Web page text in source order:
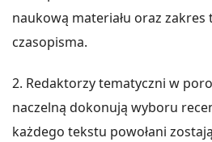
naukową materiału oraz zakres
czasopisma.
2. Redaktorzy tematyczni w
naczelną dokonują wyboru
każdego tekstu powołani